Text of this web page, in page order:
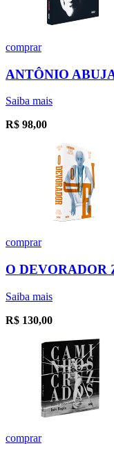
comprar
ANTÔNIO
Saiba mais
R$ 98,00
comprar
O DEVORADOR
Saiba mais
R$ 130,00
comprar